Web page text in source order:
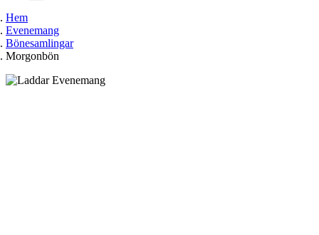
Hem
Evenemang
Bönesamlingar
Morgonbön